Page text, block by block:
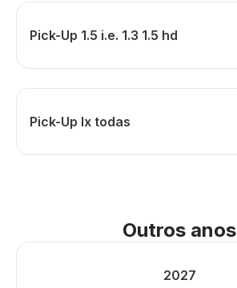
Pick-Up 1.5 i.e. 1.3 1.5 hd
Pick-Up lx todas
Outros anos
2027